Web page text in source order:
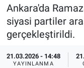
Ankara'da
siyasi partiler
gerçekleştirildi.
21.03.2026 - 14:48
YAYINLANMA
Doğa
Dünya
Sağlık
Spor
Tüm
Son Dakika